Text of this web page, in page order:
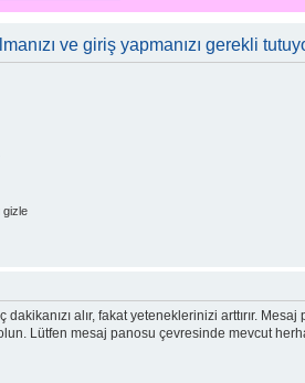
ve giriş yapmanızı gerekli
gizle
alır, fakat yeteneklerinizi arttırır.
Lütfen mesaj panosu çevresinde mevcut